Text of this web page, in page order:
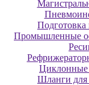
Подготовка
Промышленные
Циклонные
Шланги для